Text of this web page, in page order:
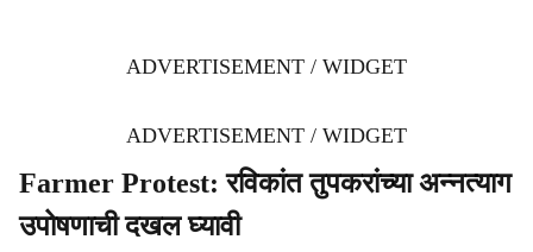
ADVERTISEMENT / WIDGET
ADVERTISEMENT / WIDGET
Farmer Protest: रविकांत तुपकरांच्या अन्नत्याग
उपोषणाची दखल घ्यावी